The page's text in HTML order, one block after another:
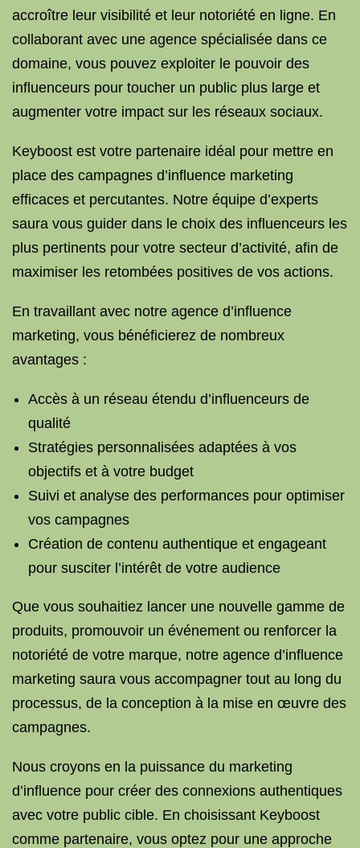
accroître leur visibilité et leur notoriété en ligne. En
collaborant avec une agence spécialisée dans ce
domaine, vous pouvez exploiter le pouvoir des
influenceurs pour toucher un public plus large et
augmenter votre impact sur les réseaux sociaux.
Keyboost est votre partenaire idéal pour mettre en
place des campagnes d’influence marketing
efficaces et percutantes. Notre équipe d’experts
saura vous guider dans le choix des influenceurs les
plus pertinents pour votre secteur d’activité, afin de
maximiser les retombées positives de vos actions.
En travaillant avec notre agence d’influence
marketing, vous bénéficierez de nombreux
avantages :
Accès à un réseau étendu d’influenceurs de
qualité
Stratégies personnalisées adaptées à vos
objectifs et à votre budget
Suivi et analyse des performances pour optimiser
vos campagnes
Création de contenu authentique et engageant
pour susciter l’intérêt de votre audience
Que vous souhaitiez lancer une nouvelle gamme de
produits, promouvoir un événement ou renforcer la
notoriété de votre marque, notre agence d’influence
marketing saura vous accompagner tout au long du
processus, de la conception à la mise en œuvre des
campagnes.
Nous croyons en la puissance du marketing
d’influence pour créer des connexions authentiques
avec votre public cible. En choisissant Keyboost
comme partenaire, vous optez pour une approche